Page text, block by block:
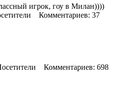
игрок, гоу в Милан))))
Комментариев: 37
Комментариев: 698